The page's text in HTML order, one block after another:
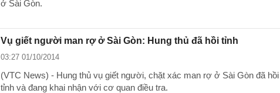
ở Sài Gòn.
Vụ giết người man rợ ở Sài Gòn: Hung thủ đã hồi tỉnh
03:27 01/10/2014
(VTC News) - Hung thủ vụ giết người, chặt xác man rợ ở Sài Gòn đã hồi
tỉnh và đang khai nhận với cơ quan điều tra.